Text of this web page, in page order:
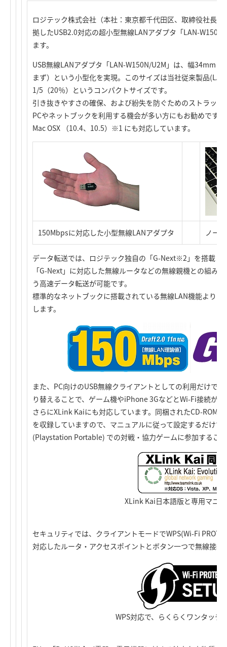
ロジテック株式会社（本社：東京都千代田区、取締役社長
拠したUSB2.0対応の超小型無線LANアダプタ「LAN-
ます。
USB無線LANアダプタ「LAN-W150N/U2M」は、幅
まず）という小型化を実現。このサイズは当社従来製品
1/5（20％）というコンパクトサイズです。
引き抜きやすさの確保、および紛失を防ぐためのストラッ
PCやネットブックを利用する機会が多い方にもお勧めです
Mac OSX （10.4、10.5）※1 にも対応しています。
150Mbpsに対応した小型無線LANアダプタ ノー
データ転送では、ロジテック独自の「G-Next※2」を搭載し
「G-Next」に対応した無線ルータなどの無線親機との組み
う高速データ転送が可能です。
標準的なネットブックに搭載されている無線LAN機能より
します。
また、PC向けのUSB無線クライアントとしての利用だけで
り替えることで、ゲーム機やiPhone 3GなどとWi-Fi接続が可
さらにXLink Kaiにも対応しています。同梱されたCD-ROM
を収録していますので、マニュアルに従って設定するだけで
(Playstation Portable) での対戦・協力ゲームに参加するこ
XLink Kai日本語版と専用マニ
セキュリティでは、クライアントモードでWPS(Wi-Fi
対応したルータ・アクセスポイントとボタン一つで無線接
WPS対応で、らくらくワンタッチ